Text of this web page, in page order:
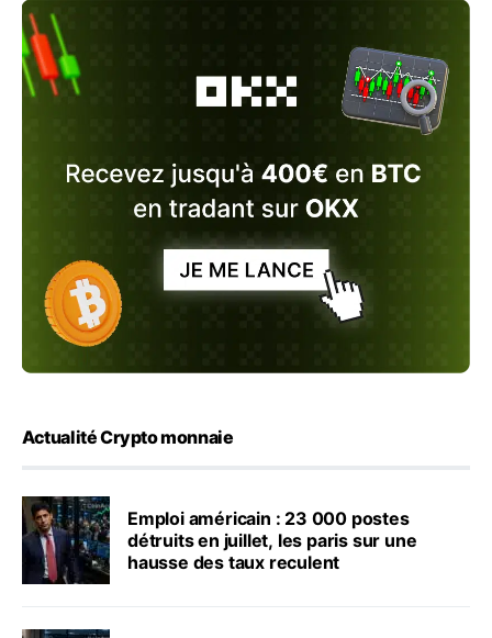
Actualité Crypto monnaie
Emploi américain : 23 000 postes
détruits en juillet, les paris sur une
hausse des taux reculent